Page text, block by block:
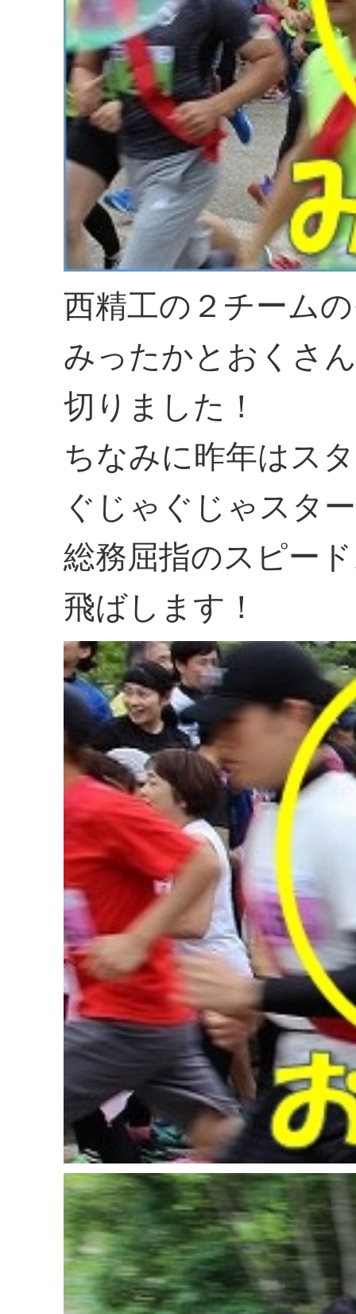
西精工の２チーム
みったかとおくさ
切りました！
ちなみに昨年はス
ぐじゃぐじゃスタ
総務屈指のスピー
飛ばします！